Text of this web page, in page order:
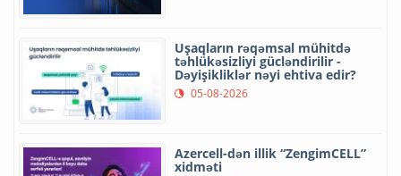
Uşaqların rəqəmsal mühitdə
təhlükəsizliyi gücləndirilir -
Dəyişikliklər nəyi ehtiva edir?
05-08-2026
Azercell-dən illik “ZengimCELL”
xidməti